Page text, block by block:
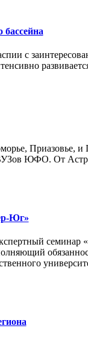
с
ЮФО. От
Юг»
семинар